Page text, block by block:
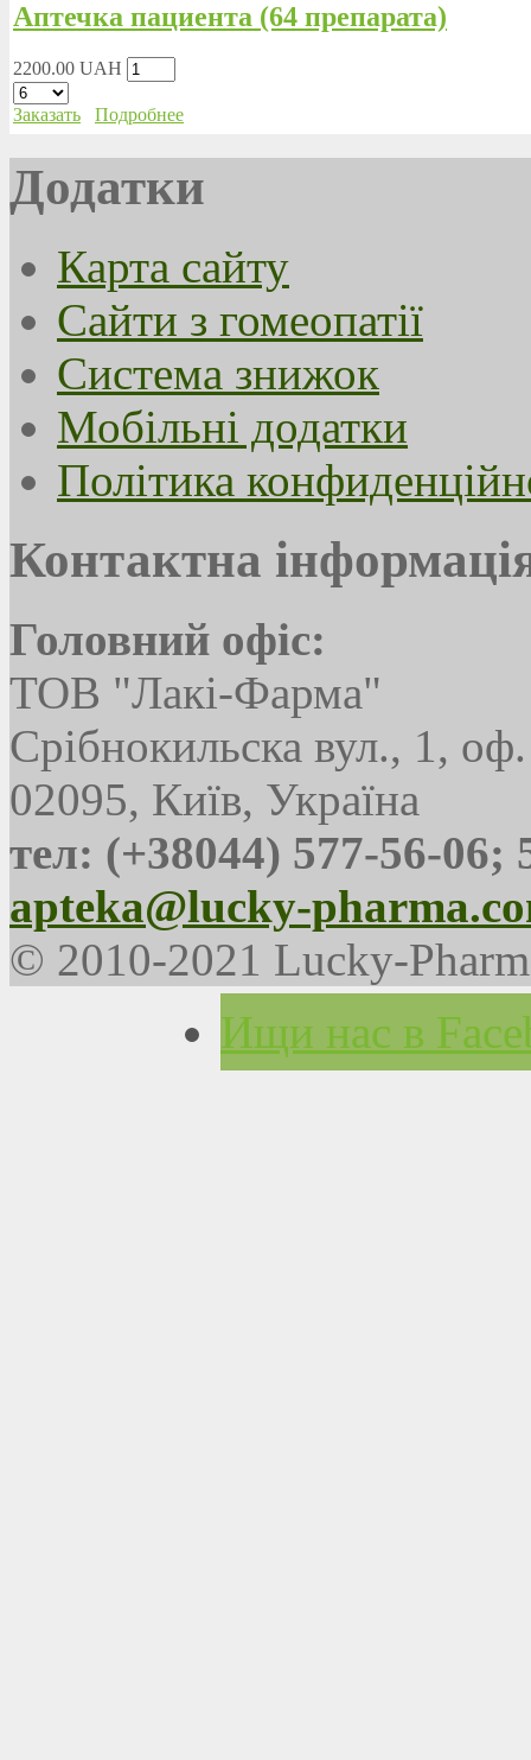
Аптечка пациента (64 препарата)
2200.00 UAH
Заказать Подробнее
Додатки
Карта сайту
Сайти з гомеопатії
Система знижок
Мобільні додатки
Політика
Контактна
Головний офіс:
ТОВ "Лакі-Фарма"
Срібнокильска вул., 1,
02095, Київ, Україна
тел: (+38044) 577-56-06;
apteka@lucky-
© 2010-2021 Lucky-
Ищи нас в